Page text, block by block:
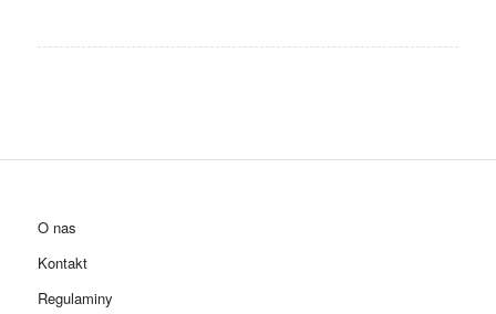
O nas
Kontakt
Regulaminy